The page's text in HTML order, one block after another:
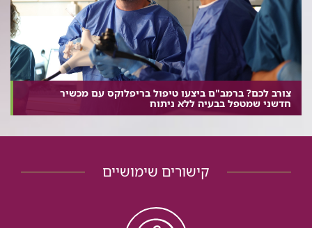
צורב לכם? ברמב"ם ביצעו טיפול בריפלוקס עם מכשיר
חדשני שמטפל בבעיה ללא ניתוח
קישורים שימושיים